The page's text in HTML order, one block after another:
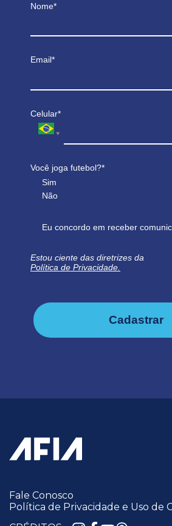
Nome*
Email*
Celular*
Você joga futebol?*
Sim
Não
Eu concordo em receber
Estou ciente das diretrizes da
Política de Privacidade.
Cadastrar
Fale Conosco
Política de Privacidade e Uso de